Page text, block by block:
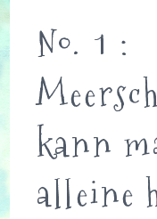
No. 1 :
kann
alleine